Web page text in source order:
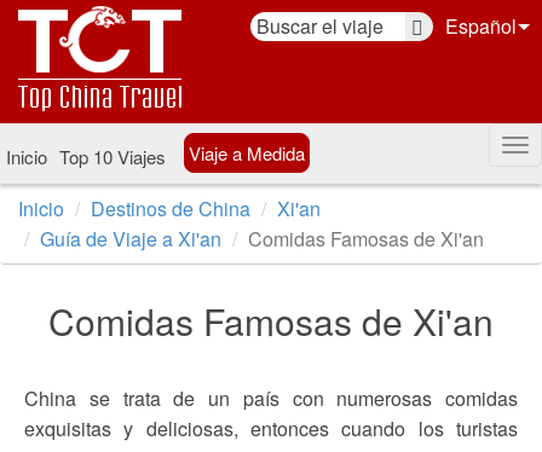
Español
Inicio Top 10 Viajes Viaje a Medida
Inicio Destinos de China
Xi'an
Guía de Viaje a Xi'an
Comidas Famosas de Xi'an
Comidas Famosas de Xi'an
China se trata de un país con numerosas comidas
exquisitas y deliciosas, entonces cuando los turistas